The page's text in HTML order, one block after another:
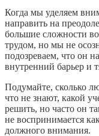
Когда мы уделяем
направить на
большие сложности
трудом, но мы не
подозреваем, что он
внутренний барьер и
Подумайте, сколько
что не знают, какой
решить, но часто он
не воспринимается
должного внимания.